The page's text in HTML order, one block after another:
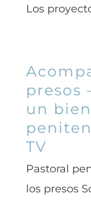
Los
presos
un
TV
Pastoral
los presos